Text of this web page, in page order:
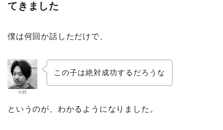
てきました
僕は何回か話しただけで、
中野
この子は絶対成功するだろうな
というのが、わかるようになりました。